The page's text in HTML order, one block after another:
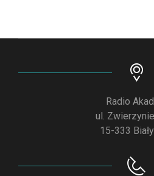
Radio
ul.
15-333